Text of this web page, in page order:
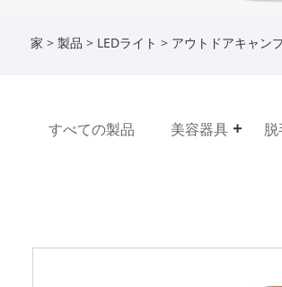
家 > 製品 > LEDライト > アウトドアキャン
すべての製品 美容器具